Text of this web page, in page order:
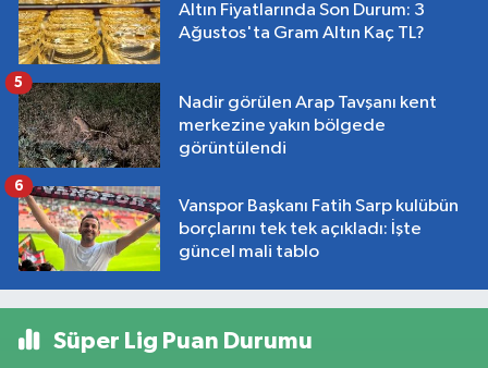
Altın Fiyatlarında Son Durum: 3
Ağustos'ta Gram Altın Kaç TL?
Nadir görülen Arap Tavşanı kent
merkezine yakın bölgede
görüntülendi
5
Vanspor Başkanı Fatih Sarp kulübün
borçlarını tek tek açıkladı: İşte
güncel mali tablo
6
Süper Lig Puan Durumu